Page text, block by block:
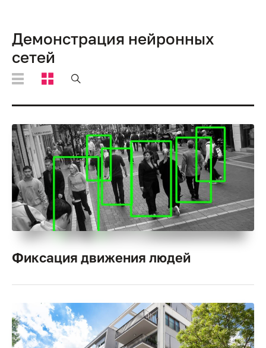
Демонстрация нейронных
сетей
Фиксация движения людей